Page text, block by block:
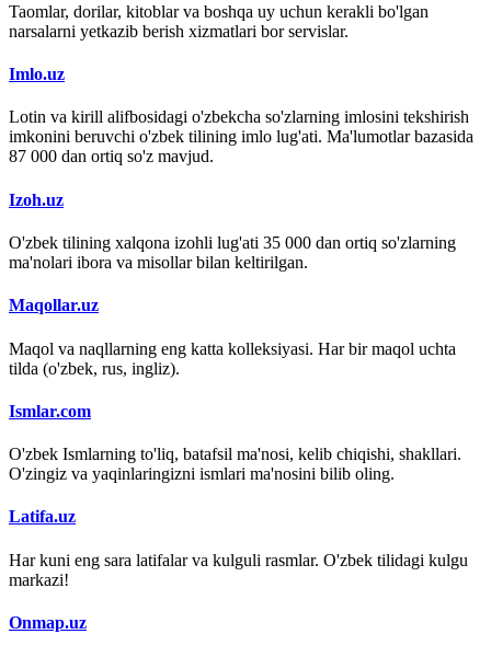
Taomlar, dorilar, kitoblar va boshqa uy uchun kerakli bo'lgan
narsalarni yetkazib berish xizmatlari bor servislar.
Imlo.uz
Lotin va kirill alifbosidagi o'zbekcha so'zlarning imlosini tekshirish
imkonini beruvchi o'zbek tilining imlo lug'ati. Ma'lumotlar bazasida
87 000 dan ortiq so'z mavjud.
Izoh.uz
O'zbek tilining xalqona izohli lug'ati 35 000 dan ortiq so'zlarning
ma'nolari ibora va misollar bilan keltirilgan.
Maqollar.uz
Maqol va naqllarning eng katta kolleksiyasi. Har bir maqol uchta
tilda (o'zbek, rus, ingliz).
Ismlar.com
O'zbek Ismlarning to'liq, batafsil ma'nosi, kelib chiqishi, shakllari.
O'zingiz va yaqinlaringizni ismlari ma'nosini bilib oling.
Latifa.uz
Har kuni eng sara latifalar va kulguli rasmlar. O'zbek tilidagi kulgu
markazi!
Onmap.uz